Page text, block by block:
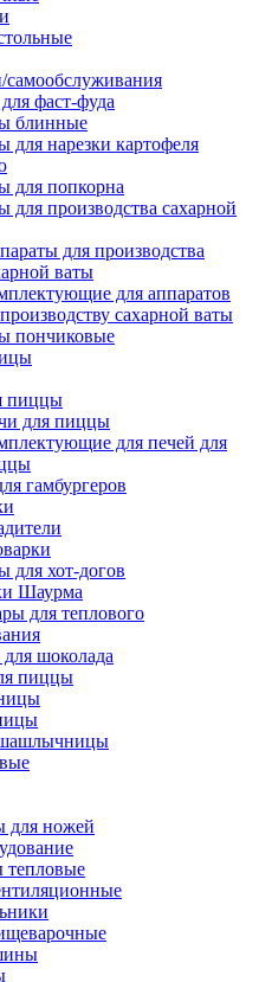
самообслуживания
фаст-фуда
блинные
для нарезки картофеля
для попкорна
для производства сахарной
для производства
ваты
для аппаратов
сахарной ваты
пончиковые
пиццы
для пиццы
для печей для
гамбургеров
для хот-догов
Шаурма
для теплового
шоколада
пиццы
для ножей